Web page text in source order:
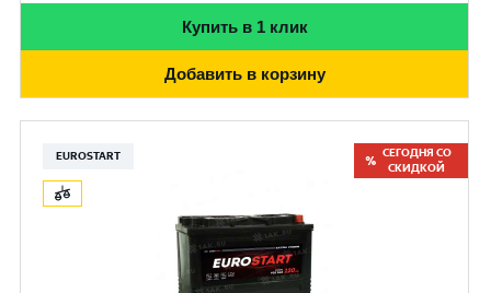
Купить в 1 клик
Добавить в корзину
EUROSTART
СЕГОДНЯ СО
СКИДКОЙ